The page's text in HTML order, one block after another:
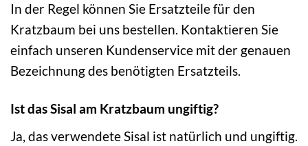
In der Regel können Sie Ersatzteile für den
Kratzbaum bei uns bestellen. Kontaktieren Sie
einfach unseren Kundenservice mit der genauen
Bezeichnung des benötigten Ersatzteils.
Ist das Sisal am Kratzbaum ungiftig?
Ja, das verwendete Sisal ist natürlich und ungiftig.